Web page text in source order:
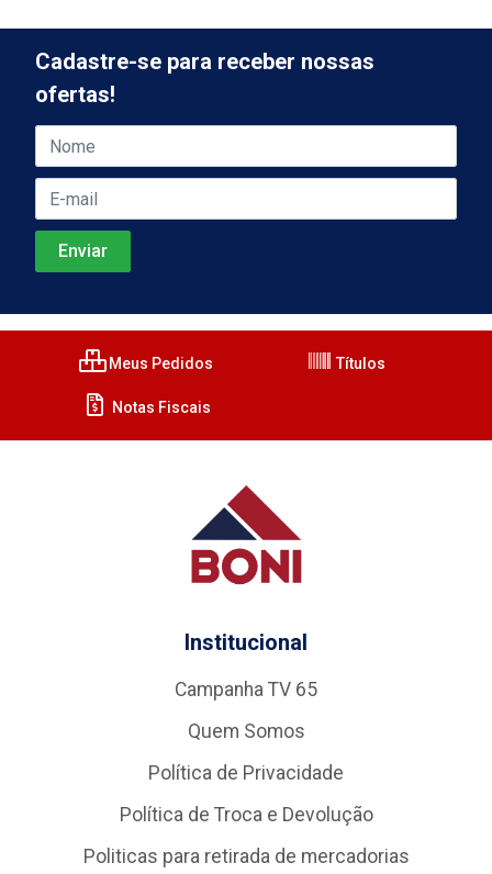
Cadastre-se para receber nossas
ofertas!
Meus Pedidos Títulos
Notas Fiscais
Institucional
Campanha TV 65
Quem Somos
Política de Privacidade
Política de Troca e Devolução
Politicas para retirada de mercadorias